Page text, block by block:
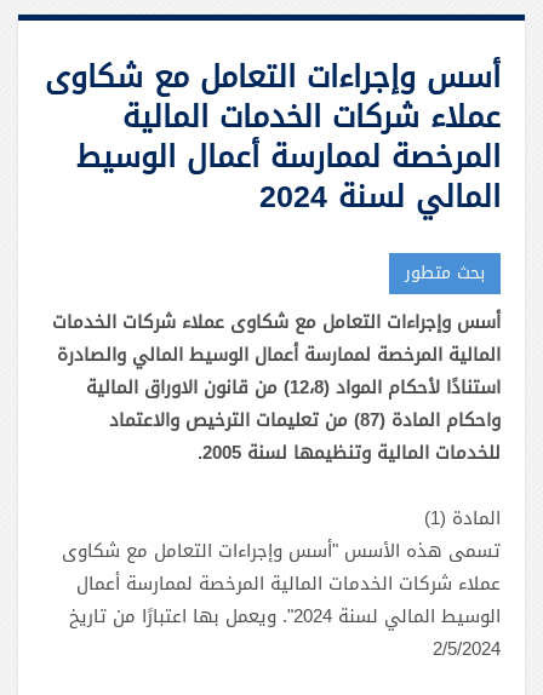
أسس وإجراءات التعامل مع شكاوى
عملاء شركات الخدمات المالية
المرخصة لممارسة أعمال الوسيط
المالي لسنة 2024
بحث متطور
أسس وإجراءات التعامل مع شكاوى عملاء شركات الخدمات
المالية المرخصة لممارسة أعمال الوسيط المالي والصادرة
استنادًا لأحكام المواد (12،8) من قانون الاوراق المالية
واحكام المادة (87) من تعليمات الترخيص والاعتماد
للخدمات المالية وتنظيمها لسنة 2005.
المادة (1)
‏تسمى هذه الأسس "أسس وإجراءات التعامل مع شكاوى
عملاء شركات الخدمات المالية المرخصة لممارسة أعمال
الوسيط المالي لسنة 2024". ويعمل بها اعتبارًا من تاريخ
2/5/2024